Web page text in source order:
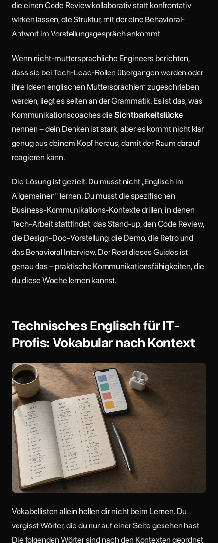
die einen Code Review kollaborativ statt konfrontativ
wirken lassen, die Struktur, mit der eine Behavioral-
Antwort im Vorstellungsgespräch ankommt.
Wenn nicht-muttersprachliche Engineers berichten,
dass sie bei Tech-Lead-Rollen übergangen werden oder
ihre Ideen englischen Muttersprachlern zugeschrieben
werden, liegt es selten an der Grammatik. Es ist das, was
Kommunikationscoaches dieSichtbarkeitslücke
nennen – dein Denken ist stark, aber es kommt nicht klar
genug aus deinem Kopf heraus, damit der Raum darauf
reagieren kann.
Die Lösung ist gezielt. Du musst nicht „Englisch im
Allgemeinen" lernen. Du musst die spezifischen
Business-Kommunikations-Kontexte drillen, in denen
Tech-Arbeit stattfindet: das Stand-up, den Code Review,
die Design-Doc-Vorstellung, die Demo, die Retro und
das Behavioral Interview. Der Rest dieses Guides ist
genau das – praktische Kommunikationsfähigkeiten, die
du diese Woche lernen kannst.
Technisches Englisch für IT-
Profis: Vokabular nach Kontext
Vokabellisten allein helfen dir nicht beim Lernen. Du
vergisst Wörter, die du nur auf einer Seite gesehen hast.
Die folgenden Wörter sind nach den Kontexten geordnet,